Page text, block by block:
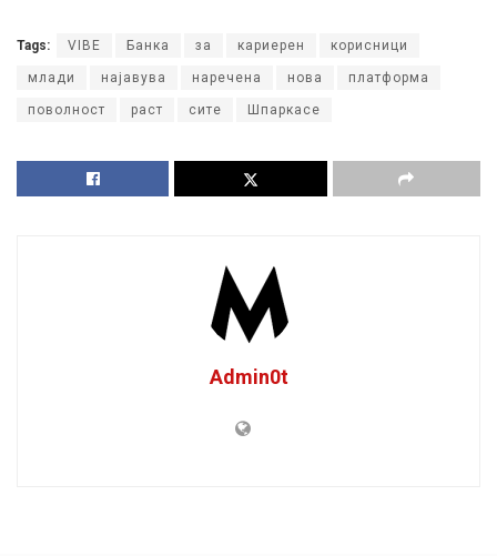
Tags: VIBE Банка за кариерен корисници
млади најавува наречена нова платформа
поволност раст сите Шпаркасе
Admin0t